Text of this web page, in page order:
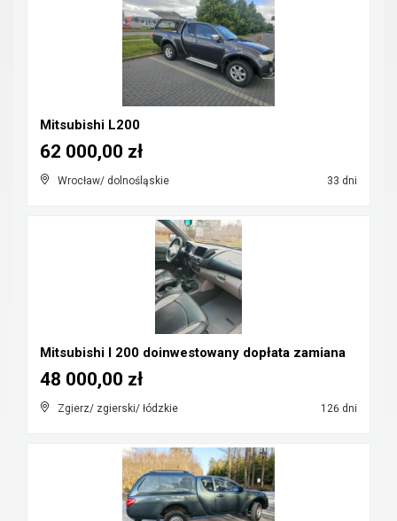
Mitsubishi L200
Wrocław/ dolnośląskie 33 dni
62 000,00 zł
Mitsubishi l 200 doinwestowany dopłata zamiana
Zgierz/ zgierski/ łódzkie 126 dni
48 000,00 zł